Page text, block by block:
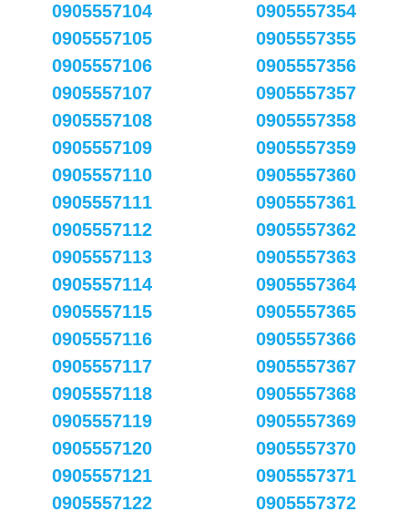
0905557104
0905557105
0905557106
0905557107
0905557108
0905557109
0905557110
0905557111
0905557112
0905557113
0905557114
0905557115
0905557116
0905557117
0905557118
0905557119
0905557120
0905557121
0905557122
0905557354
0905557355
0905557356
0905557357
0905557358
0905557359
0905557360
0905557361
0905557362
0905557363
0905557364
0905557365
0905557366
0905557367
0905557368
0905557369
0905557370
0905557371
0905557372